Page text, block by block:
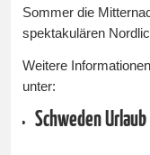
Sommer die
spektakulären
Weitere
unter:
Schweden